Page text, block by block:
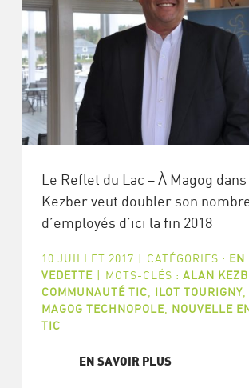
Le Reflet du Lac – À Magog
Kezber veut doubler son
d’employés d’ici la fin 2018
10 JUILLET 2017 | CATÉGORIES : EN
VEDETTE | MOTS-CLÉS : ALAN
COMMUNAUTÉ TIC
ILOT TOURIGNY,
MAGOG TECHNOPOLE, NOUVELLE
TIC
EN SAVOIR PLUS